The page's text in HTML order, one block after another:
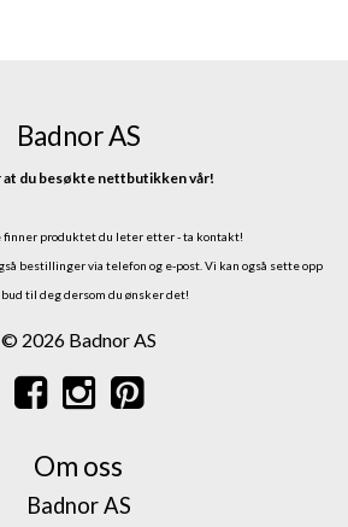
Badnor AS
at du besøkte nettbutikken vår!
finner produktet du leter etter - ta kontakt!
bestillinger via telefon og e-post. Vi kan også sette opp
til deg dersom du ønsker det!
© 2026 Badnor AS
Om oss
Badnor AS